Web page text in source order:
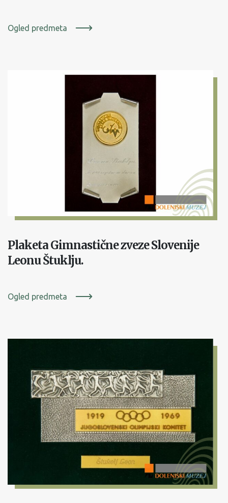
Ogled predmeta
Plaketa Gimnastične zveze Slovenije
Leonu Štuklju.
Ogled predmeta